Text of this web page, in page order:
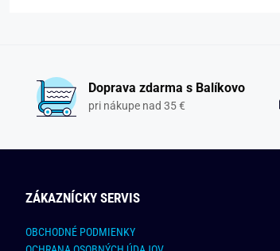
Doprava zdarma s Balíkovo
pri nákupe nad 35 €
ZÁKAZNÍCKY SERVIS
OBCHODNÉ PODMIENKY